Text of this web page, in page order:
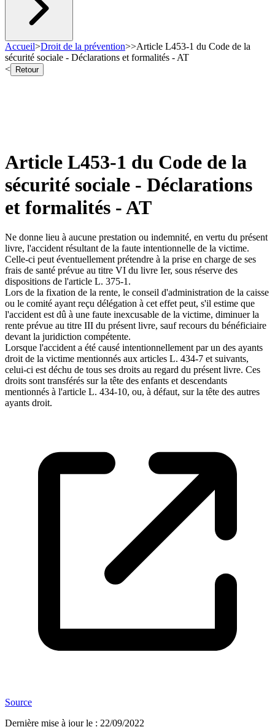
Accueil>Droit de la prévention>>Article L453-1 du Code de la
sécurité sociale - Déclarations et formalités - AT
<
Retour
Article L453-1 du Code de la
sécurité sociale - Déclarations
et formalités - AT
Ne donne lieu à aucune prestation ou indemnité, en vertu du présent
livre, l'accident résultant de la faute intentionnelle de la victime.
Celle-ci peut éventuellement prétendre à la prise en charge de ses
frais de santé prévue au titre VI du livre Ier, sous réserve des
dispositions de l'article L. 375-1.
Lors de la fixation de la rente, le conseil d'administration de la caisse
ou le comité ayant reçu délégation à cet effet peut, s'il estime que
l'accident est dû à une faute inexcusable de la victime, diminuer la
rente prévue au titre III du présent livre, sauf recours du bénéficiaire
devant la juridiction compétente.
Lorsque l'accident a été causé intentionnellement par un des ayants
droit de la victime mentionnés aux articles L. 434-7 et suivants,
celui-ci est déchu de tous ses droits au regard du présent livre. Ces
droits sont transférés sur la tête des enfants et descendants
mentionnés à l'article L. 434-10, ou, à défaut, sur la tête des autres
ayants droit.
Source
Dernière mise à jour le : 22/09/2022